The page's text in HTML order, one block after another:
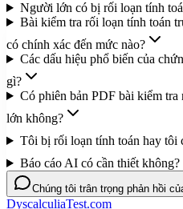
Người lớn có bị rối loạn tính
Bài kiểm tra rối loạn tính toán
có chính xác đến mức nào?
Các dấu hiệu phổ biến của
gì?
Có phiên bản PDF bài kiểm
lớn không?
Tôi bị rối loạn tính toán hay tôi
Báo cáo AI có cần thiết không?
Chúng tôi trân trọng phản hồi
DyscalculiaTest.com